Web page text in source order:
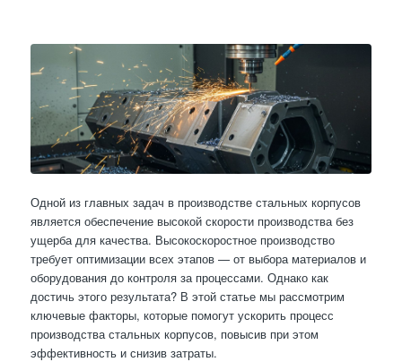
Одной из главных задач в производстве стальных корпусов
является обеспечение высокой скорости производства без
ущерба для качества. Высокоскоростное производство
требует оптимизации всех этапов — от выбора материалов и
оборудования до контроля за процессами. Однако как
достичь этого результата? В этой статье мы рассмотрим
ключевые факторы, которые помогут ускорить процесс
производства стальных корпусов, повысив при этом
эффективность и снизив затраты.